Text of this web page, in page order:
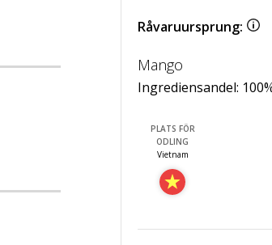
Råvaruursprung:
Mango
Ingrediensandel: 100
PLATS FÖR
ODLING
Vietnam